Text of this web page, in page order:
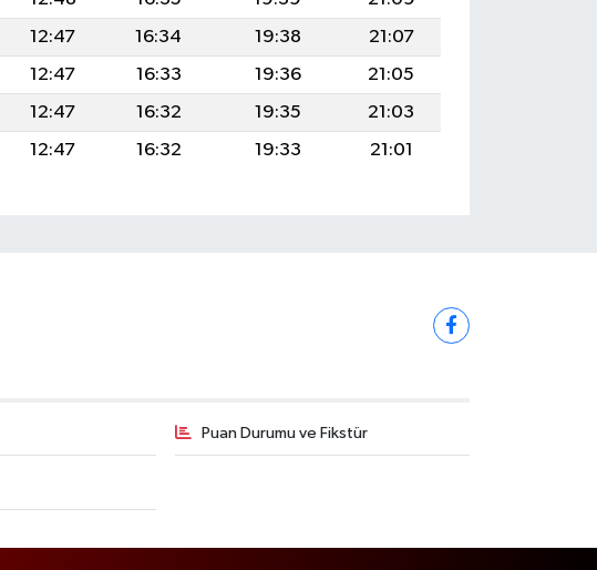
12:47 16:34 19:38
21:07
12:47 16:33 19:36
21:05
12:47 16:32 19:35
21:03
12:47 16:32 19:33 21:01
Puan Durumu ve Fikstür